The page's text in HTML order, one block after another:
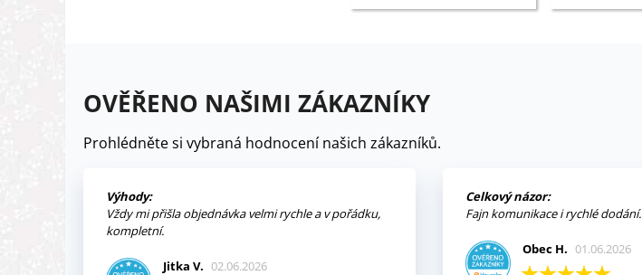
OVĚŘENO NAŠIMI ZÁKAZNÍKY
Prohlédněte si vybraná hodnocení našich zákazníků.
Výhody:
Vždy mi přišla objednávka velmi rychle a v pořádku,
kompletní.
Jitka V. 02.06.2026
Celkový názor:
Fajn komunikace i rychlé dodání.
Obec H. 01.06.2026